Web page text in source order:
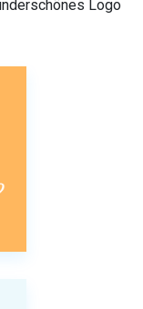
Logo